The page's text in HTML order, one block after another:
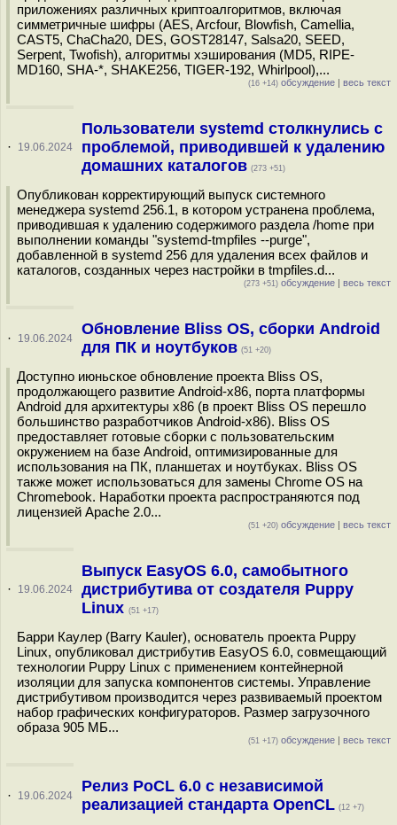
приложениях различных криптоалгоритмов, включая
симметричные шифры (AES, Arcfour, Blowfish, Camellia,
CAST5, ChaCha20, DES, GOST28147, Salsa20, SEED,
Serpent, Twofish), алгоритмы хэширования (MD5, RIPE-
MD160, SHA-*, SHAKE256, TIGER-192, Whirlpool),...
(16 +14) обсуждение | весь текст
· 19.06.2024
Пользователи systemd столкнулись с
проблемой, приводившей к удалению
домашних каталогов (273 +51)
Опубликован корректирующий выпуск системного
менеджера systemd 256.1, в котором устранена проблема,
приводившая к удалению содержимого раздела /home при
выполнении команды "systemd-tmpfiles --purge",
добавленной в systemd 256 для удаления всех файлов и
каталогов, созданных через настройки в tmpfiles.d...
(273 +51) обсуждение | весь текст
· 19.06.2024
Обновление Bliss OS, сборки Android
для ПК и ноутбуков (51 +20)
Доступно июньское обновление проекта Bliss OS,
продолжающего развитие Android-x86, порта платформы
Android для архитектуры x86 (в проект Bliss OS перешло
большинство разработчиков Android-x86). Bliss OS
предоставляет готовые сборки с пользовательским
окружением на базе Android, оптимизированные для
использования на ПК, планшетах и ноутбуках. Bliss OS
также может использоваться для замены Chrome OS на
Chromebook. Наработки проекта распространяются под
лицензией Apache 2.0...
(51 +20) обсуждение | весь текст
· 19.06.2024
Выпуск EasyOS 6.0, самобытного
дистрибутива от создателя Puppy
Linux (51 +17)
Барри Каулер (Barry Kauler), основатель проекта Puppy
Linux, опубликовал дистрибутив EasyOS 6.0, совмещающий
технологии Puppy Linux с применением контейнерной
изоляции для запуска компонентов системы. Управление
дистрибутивом производится через развиваемый проектом
набор графических конфигураторов. Размер загрузочного
образа 905 МБ...
(51 +17) обсуждение | весь текст
· 19.06.2024
Релиз PoCL 6.0 с независимой
реализацией стандарта OpenCL (12 +7)